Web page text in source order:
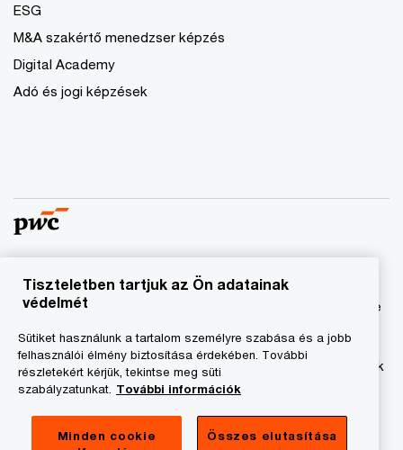
ESG
M&A szakértő menedzser képzés
Digital Academy
Adó és jogi képzések
© 2023 - 2026 PwC. Minden jog fenntartva. A „PwC”
kifejezés a PricewaterhouseCoopers Könyvvizsgáló Kft.-re
amelyek az önálló és független jogi személyekből álló
PricewaterhouseCoopers International Limited hálózatának
tagja.
Adatkezelési tájékoztató
Tiszteletben tartjuk az Ön adatainak
védelmét
Sütiket használunk a tartalom személyre szabása és a jobb
felhasználói élmény biztosítása érdekében. További
részletekért kérjük, tekintse meg süti
szabályzatunkat. További információk
Minden cookie
Összes elutasítása